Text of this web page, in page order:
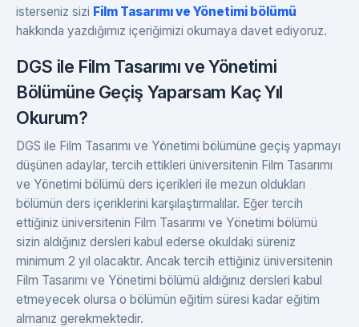
isterseniz sizi Film Tasarımı ve Yönetimi bölümü
hakkında yazdığımız içeriğimizi okumaya davet ediyoruz.
DGS ile Film Tasarımı ve Yönetimi
Bölümüne Geçiş Yaparsam Kaç Yıl
Okurum?
DGS ile Film Tasarımı ve Yönetimi bölümüne geçiş yapmayı
düşünen adaylar, tercih ettikleri üniversitenin Film Tasarımı
ve Yönetimi bölümü ders içerikleri ile mezun oldukları
bölümün ders içeriklerini karşılaştırmalılar. Eğer tercih
ettiğiniz üniversitenin Film Tasarımı ve Yönetimi bölümü
sizin aldığınız dersleri kabul ederse okuldaki süreniz
minimum 2 yıl olacaktır. Ancak tercih ettiğiniz üniversitenin
Film Tasarımı ve Yönetimi bölümü aldığınız dersleri kabul
etmeyecek olursa o bölümün eğitim süresi kadar eğitim
almanız gerekmektedir.